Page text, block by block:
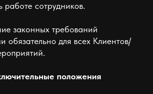
работе сотрудников.
законных требований
обязательно для всех Клиентов/
положения